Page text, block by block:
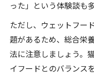
った」という体験談も
ただし、ウェットフー
題があるため、総合栄
法に注意しましょう。
イフードとのバランス